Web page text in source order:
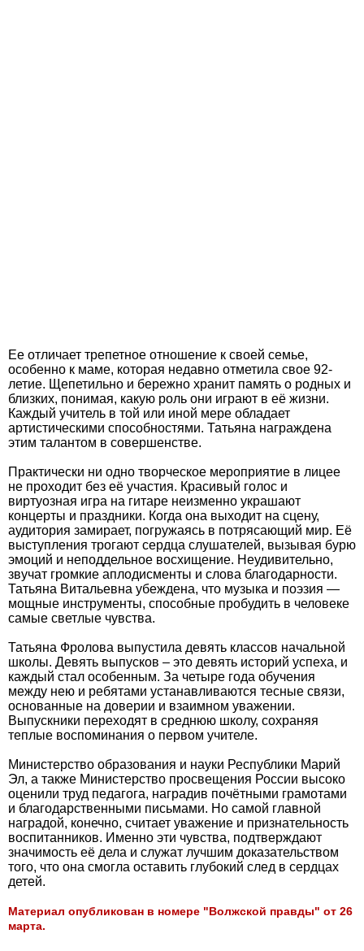
Ее отличает трепетное отношение к своей семье,
особенно к маме, которая недавно отметила свое 92-
летие. Щепетильно и бережно хранит память о родных и
близких, понимая, какую роль они играют в её жизни.
Каждый учитель в той или иной мере обладает
артистическими способностями. Татьяна награждена
этим талантом в совершенстве.
Практически ни одно творческое мероприятие в лицее
не проходит без её участия. Красивый голос и
виртуозная игра на гитаре неизменно украшают
концерты и праздники. Когда она выходит на сцену,
аудитория замирает, погружаясь в потрясающий мир. Её
выступления трогают сердца слушателей, вызывая бурю
эмоций и неподдельное восхищение. Неудивительно,
звучат громкие аплодисменты и слова благодарности.
Татьяна Витальевна убеждена, что музыка и поэзия —
мощные инструменты, способные пробудить в человеке
самые светлые чувства.
Татьяна Фролова выпустила девять классов начальной
школы. Девять выпусков – это девять историй успеха, и
каждый стал особенным. За четыре года обучения
между нею и ребятами устанавливаются тесные связи,
основанные на доверии и взаимном уважении.
Выпускники переходят в среднюю школу, сохраняя
теплые воспоминания о первом учителе.
Министерство образования и науки Республики Марий
Эл, а также Министерство просвещения России высоко
оценили труд педагога, наградив почётными грамотами
и благодарственными письмами. Но самой главной
наградой, конечно, считает уважение и признательность
воспитанников. Именно эти чувства, подтверждают
значимость её дела и служат лучшим доказательством
того, что она смогла оставить глубокий след в сердцах
детей.
Материал опубликован в номере "Волжской правды" от 26
марта.